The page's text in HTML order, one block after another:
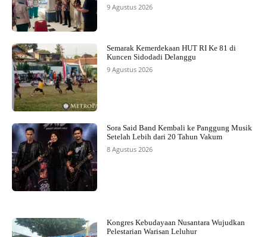
9 Agustus 2026
Semarak Kemerdekaan HUT RI Ke 81 di
Kuncen Sidodadi Delanggu
9 Agustus 2026
Sora Said Band Kembali ke Panggung Musik
Setelah Lebih dari 20 Tahun Vakum
8 Agustus 2026
Kongres Kebudayaan Nusantara Wujudkan
Pelestarian Warisan Leluhur